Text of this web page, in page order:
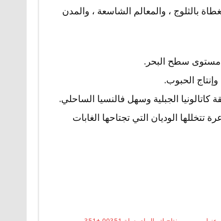
بالثلوج ، والمعالم الشاسعة ، والمدن
الحبوب.
الجبلية وسهل فالنسيا الساحلي.
الوديان التي تجتاحها الغابات